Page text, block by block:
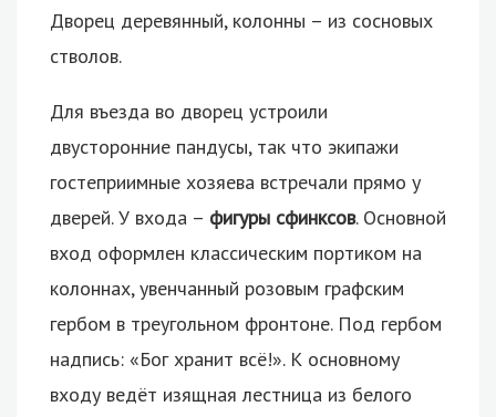
Дворец деревянный, колонны – из сосновых
стволов.
Для въезда во дворец устроили
двусторонние пандусы, так что экипажи
гостеприимные хозяева встречали прямо у
дверей. У входа – фигуры сфинксов. Основной
вход оформлен классическим портиком на
колоннах, увенчанный розовым графским
гербом в треугольном фронтоне. Под гербом
надпись: «Бог хранит всё!». К основному
входу ведёт изящная лестница из белого